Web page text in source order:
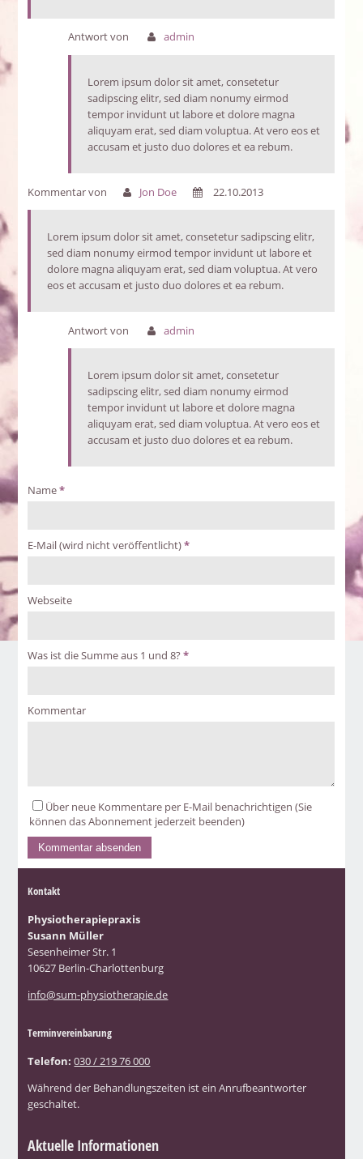
Antwort von admin
Lorem ipsum dolor sit amet, consetetur
sadipscing elitr, sed diam nonumy eirmod
tempor invidunt ut labore et dolore magna
aliquyam erat, sed diam voluptua. At vero eos et
accusam et justo duo dolores et ea rebum.
Kommentar von Jon Doe 22.10.2013
Lorem ipsum dolor sit amet, consetetur sadipscing elitr,
sed diam nonumy eirmod tempor invidunt ut labore et
dolore magna aliquyam erat, sed diam voluptua. At vero
eos et accusam et justo duo dolores et ea rebum.
Antwort von admin
Lorem ipsum dolor sit amet, consetetur
sadipscing elitr, sed diam nonumy eirmod
tempor invidunt ut labore et dolore magna
aliquyam erat, sed diam voluptua. At vero eos et
accusam et justo duo dolores et ea rebum.
Name*
E-Mail (wird nicht veröffentlicht)*
Webseite
Was ist die Summe aus 1 und 8? *
Kommentar
Über neue Kommentare per E-Mail benachrichtigen (Sie
können das Abonnement jederzeit beenden)
Kontakt
Physiotherapiepraxis
Susann Müller
Sesenheimer Str. 1
10627 Berlin-Charlottenburg
info@sum-physiotherapie.de
Terminvereinbarung
Telefon:030 / 219 76 000
Während der Behandlungszeiten ist ein Anrufbeantworter
geschaltet.
Aktuelle Informationen